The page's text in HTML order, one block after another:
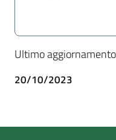
Ultimo aggiornamento
20/10/2023